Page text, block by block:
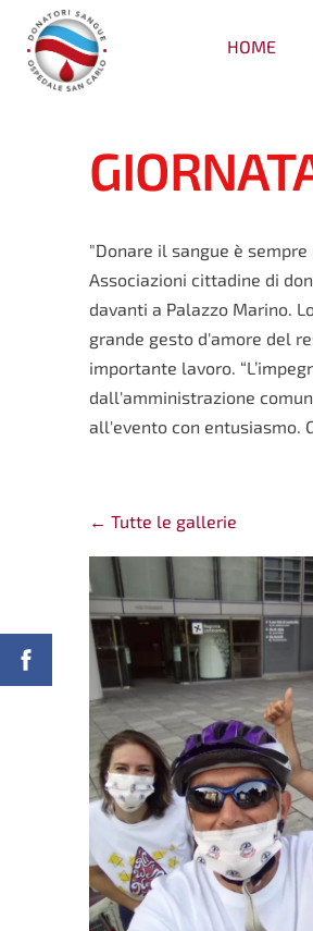
HOME
"Donare il sangue è
Associazioni cittadine di
davanti a Palazzo Marino.
grande gesto d'amore del
importante lavoro.
dall'amministrazione
all'evento con entusiasmo.
Tutte le gallerie